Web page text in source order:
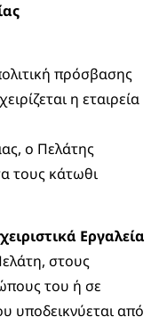
πρόσβασης
η εταιρεία
ο Πελάτης
τους κάτωθι
Εργαλεία
στους
του ή σε
υποδεικνύεται από